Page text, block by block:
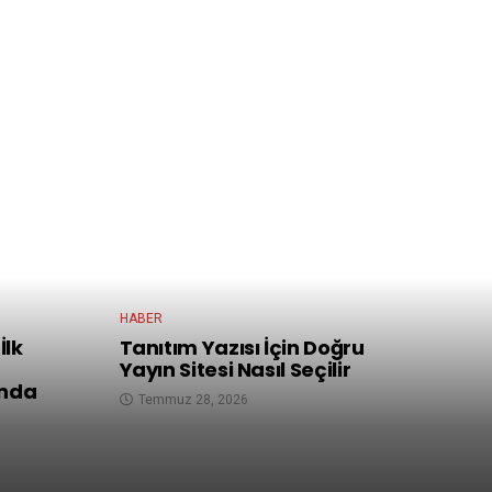
HABER
Tanıtım Yazısı İçin Doğru
Yayın Sitesi Nasıl Seçilir
Temmuz 28, 2026